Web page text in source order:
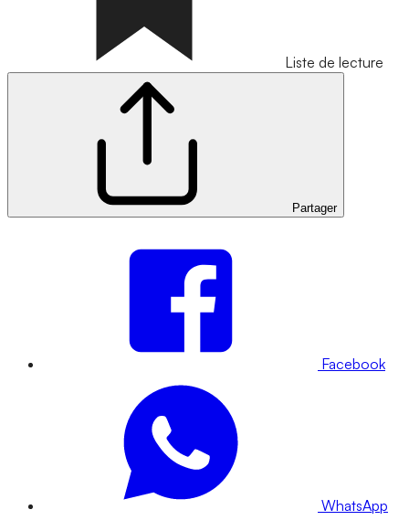
Liste de lecture
Partager
Facebook
WhatsApp